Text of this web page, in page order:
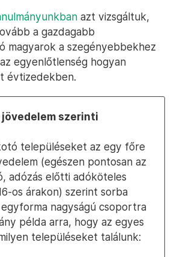
azt vizsgáltuk,
a gazdagabb
magyarok a szegényebbekhez
egyenlőtlenség hogyan
évtizedekben.
szerinti
településeket az egy főre
(egészen pontosan az
adózás előtti adóköteles
os árakon) szerint sorba
nagyságú csoportra
példa arra, hogy az egyes
településeket találunk: